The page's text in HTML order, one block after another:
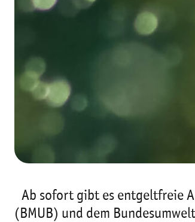
Ab sofort gibt es entgeltfreie
(BMUB) und dem